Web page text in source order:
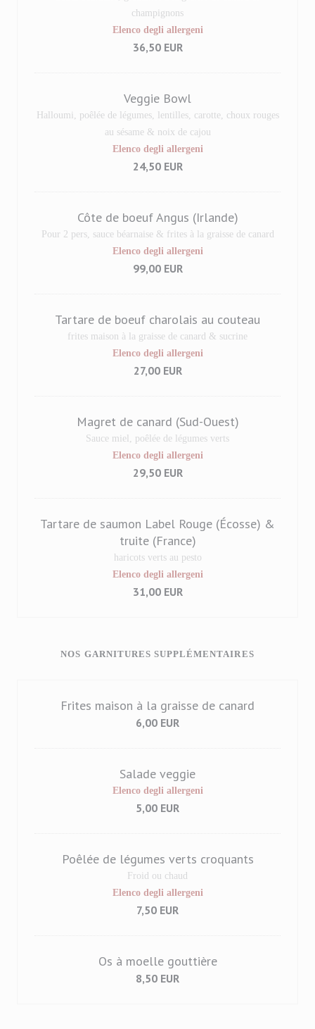
champignons
Elenco degli allergeni
36,50 EUR
Veggie Bowl
Halloumi, poêlée de légumes, lentilles, carotte, choux rouges
au sésame & noix de cajou
Elenco degli allergeni
24,50 EUR
Côte de boeuf Angus (Irlande)
Pour 2 pers, sauce béarnaise & frites à la graisse de canard
Elenco degli allergeni
99,00 EUR
Tartare de boeuf charolais au couteau
frites maison à la graisse de canard & sucrine
Elenco degli allergeni
27,00 EUR
Magret de canard (Sud-Ouest)
Sauce miel, poêlée de légumes verts
Elenco degli allergeni
29,50 EUR
Tartare de saumon Label Rouge (Écosse) &
truite (France)
haricots verts au pesto
Elenco degli allergeni
31,00 EUR
NOS GARNITURES SUPPLÉMENTAIRES
Frites maison à la graisse de canard
6,00 EUR
Salade veggie
Elenco degli allergeni
5,00 EUR
Poêlée de légumes verts croquants
Froid ou chaud
Elenco degli allergeni
7,50 EUR
Os à moelle gouttière
8,50 EUR